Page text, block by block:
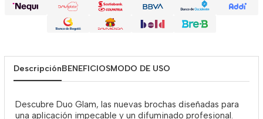
DescripciónBENEFICIOSMODO DE USO
Descubre Duo Glam, las nuevas brochas diseñadas para
una aplicación impecable y un difuminado profesional.